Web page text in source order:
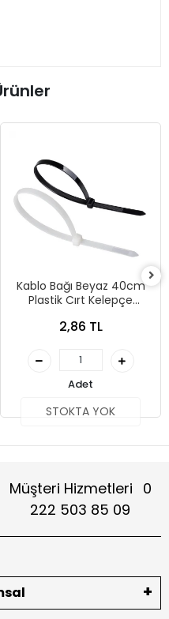
Kablo Bağı Beyaz 40cm
Plastik Cırt Kelepçe
2,86 TL
Adet
STOKTA YOK
Müşteri Hizmetleri 0
222 503 85 09